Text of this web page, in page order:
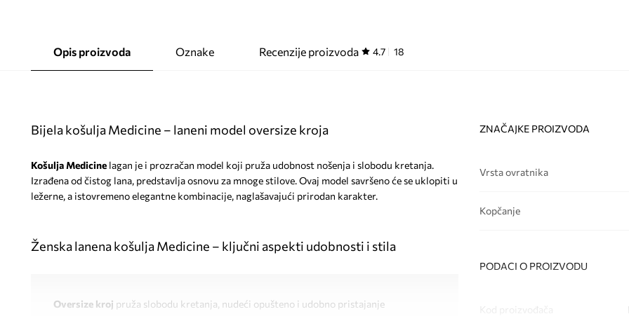
Opis proizvoda Oznake Recenzije proizvoda 4.7 18
Bijela košulja Medicine – laneni model oversize kroja
Košulja Medicinelagan je i prozračan model koji pruža udobnost nošenja i slobodu kretanja.
Izrađena od čistog lana, predstavlja osnovu za mnoge stilove. Ovaj model savršeno će se uklopiti u
ležerne, a istovremeno elegantne kombinacije, naglašavajući prirodan karakter.
Ženska lanena košulja Medicine – ključni aspekti udobnosti i stila
Oversize kroj pruža slobodu kretanja, nudeći opušteno i udobno pristajanje
ZNAČAJKE PROIZVODA
Vrsta ovratnika
Kopčanje
PODACI O PROIZVODU